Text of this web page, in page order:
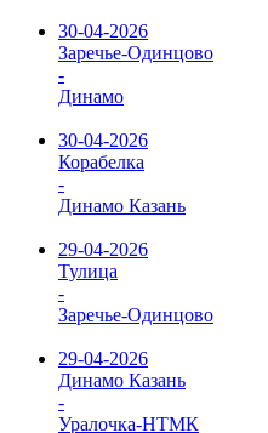
30-04-2026
Заречье-Одинцово
-
Динамо
30-04-2026
Корабелка
-
Динамо Казань
29-04-2026
Тулица
-
Заречье-Одинцово
29-04-2026
Динамо Казань
-
Уралочка-НТМК